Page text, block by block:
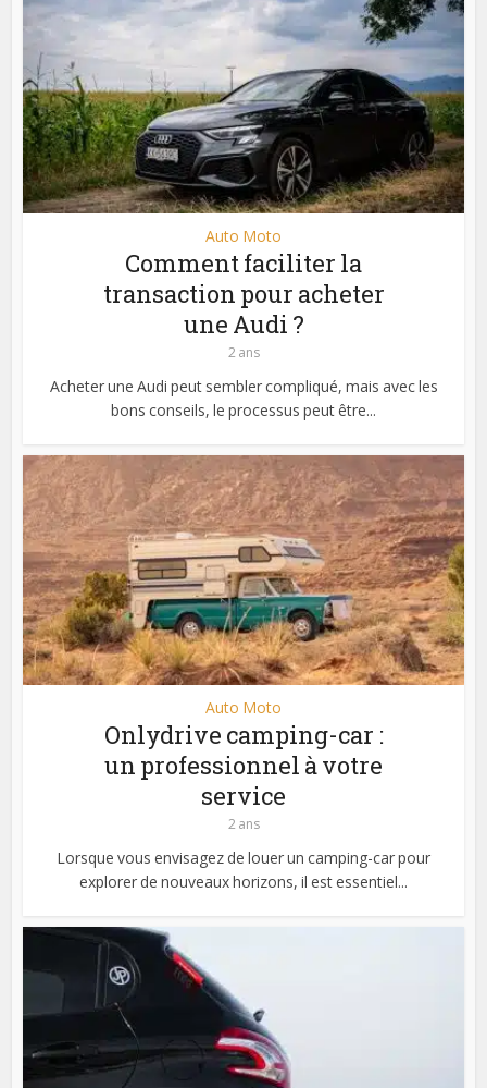
Auto Moto
Comment faciliter la
transaction pour acheter
une Audi ?
2 ans
Acheter une Audi peut sembler compliqué, mais avec les
bons conseils, le processus peut être...
Auto Moto
Onlydrive camping-car :
un professionnel à votre
service
2 ans
Lorsque vous envisagez de louer un camping-car pour
explorer de nouveaux horizons, il est essentiel...